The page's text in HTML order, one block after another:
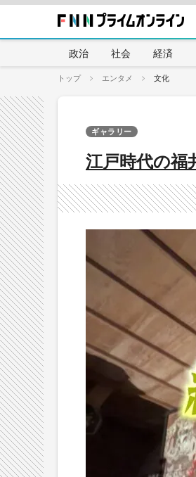
政治 社会 経済
トップ エンタメ 文化
江戸時代の福
ギャラリー